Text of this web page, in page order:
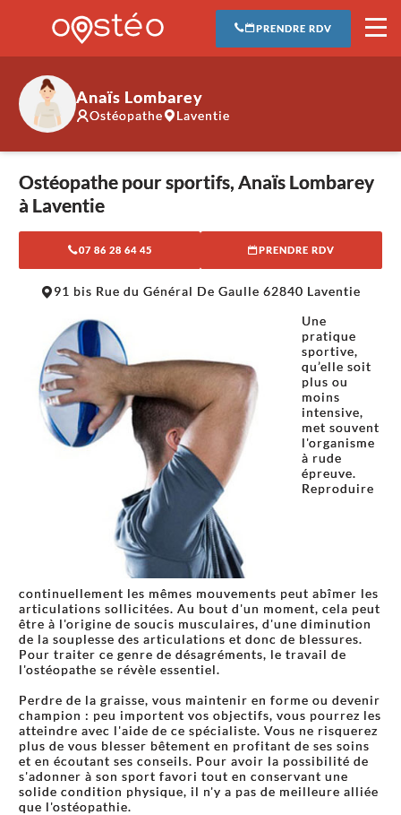
PRENDRE RDV
Anaïs Lombarey
Ostéopathe Laventie
Ostéopathe pour sportifs, Anaïs Lombarey
à Laventie
07 86 28 64 45 PRENDRE RDV
91 bis Rue du Général De Gaulle 62840 Laventie
Une
pratique
sportive,
qu’elle soit
plus ou
moins
intensive,
met souvent
l'organisme
à rude
épreuve.
Reproduire
continuellement les mêmes mouvements peut abîmer les
articulations sollicitées. Au bout d'un moment, cela peut
être à l'origine de soucis musculaires, d'une diminution
de la souplesse des articulations et donc de blessures.
Pour traiter ce genre de désagréments, le travail de
l'ostéopathe se révèle essentiel.
Perdre de la graisse, vous maintenir en forme ou devenir
champion : peu importent vos objectifs, vous pourrez les
atteindre avec l'aide de ce spécialiste. Vous ne risquerez
plus de vous blesser bêtement en profitant de ses soins
et en écoutant ses conseils. Pour avoir la possibilité de
s'adonner à son sport favori tout en conservant une
solide condition physique, il n'y a pas de meilleure alliée
que l'ostéopathie.